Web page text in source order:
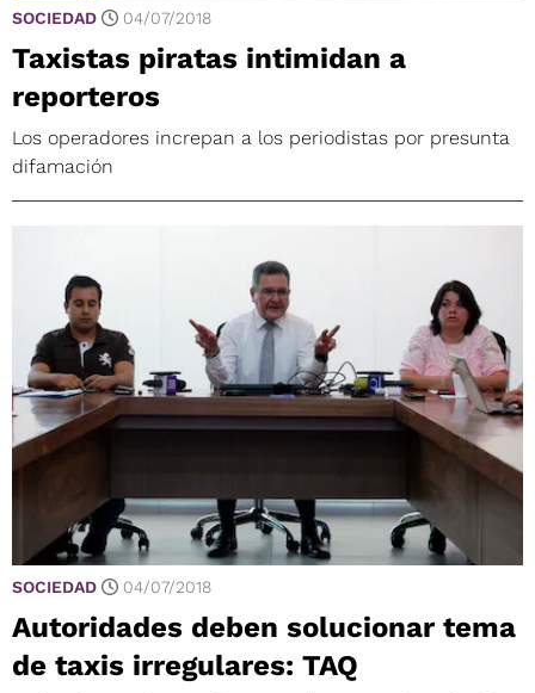
SOCIEDAD 04/07/2018
Taxistas piratas intimidan a
reporteros
Los operadores increpan a los periodistas por presunta
difamación
SOCIEDAD 04/07/2018
Autoridades deben solucionar tema
de taxis irregulares: TAQ